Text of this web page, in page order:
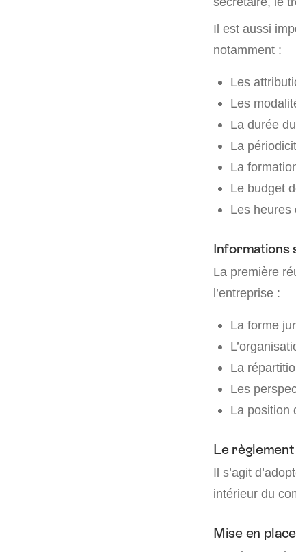
Il est aussi
notamment :
Les
Les
La durée
La
La
Le budget
Les heures
Informations
La première
l’entreprise :
La forme
La
Les
La position
Le
Il s’agit
intérieur du
Mise en